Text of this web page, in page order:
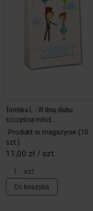
Torebka L - W dniu ślubu
szczęścia miłoś...
Produkt w magazynie (10
szt.)
11,00 zł / szt.
szt.
Do koszyka